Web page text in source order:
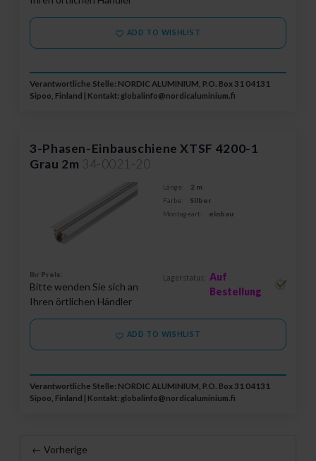
ADD TO WISHLIST
Verantwortliche Stelle: NORDIC ALUMINIUM, P.O. Box 31 04131
Sipoo, Finland | Kontakt: globalinfo@nordicaluminium.fi
3-Phasen-Einbauschiene XTSF 4200-1
Grau 2m 34-0021-20
Länge:
2 m
Farbe:
Silber
Montageart:
einbau
Ihr Preis:
Bitte wenden Sie sich an
Ihren örtlichen Händler
Lagerstatus: Auf
Bestellung
ADD TO WISHLIST
Verantwortliche Stelle: NORDIC ALUMINIUM, P.O. Box 31 04131
Sipoo, Finland | Kontakt: globalinfo@nordicaluminium.fi
← Vorherige